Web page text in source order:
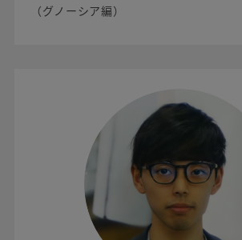
（グノーシア編）